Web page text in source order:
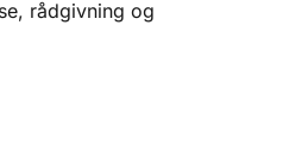
rådgivning og